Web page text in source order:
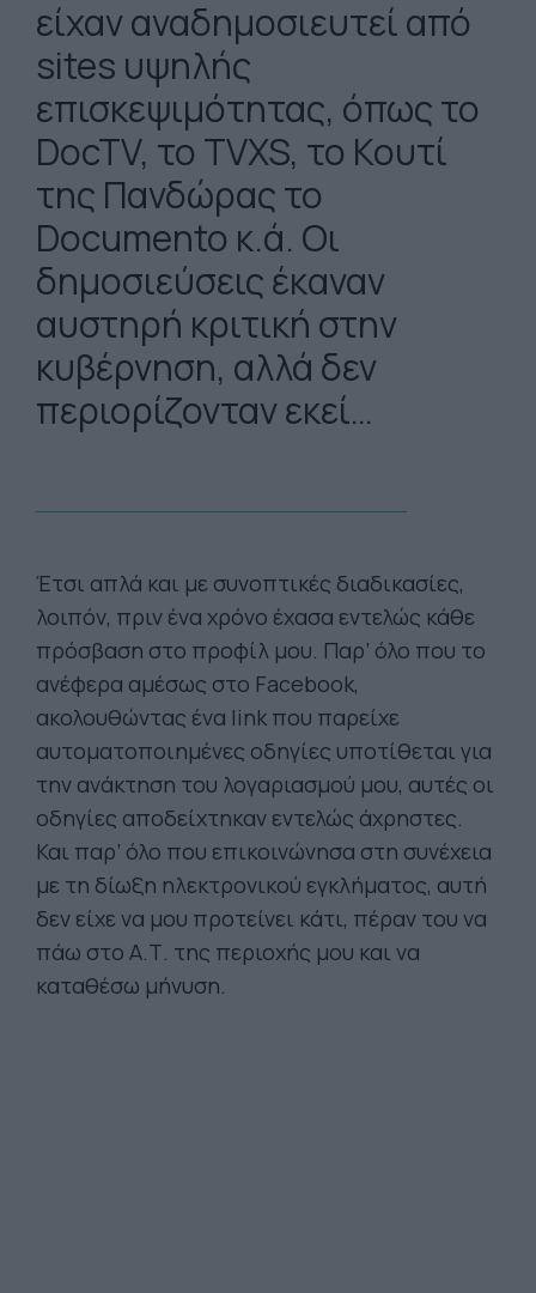
είχαν αναδημοσιευτεί από
sites υψηλής
επισκεψιμότητας, όπως το
DocTV, το TVXS, το Κουτί
της Πανδώρας το
Documento κ.ά. Οι
δημοσιεύσεις έκαναν
αυστηρή κριτική στην
κυβέρνηση, αλλά δεν
περιορίζονταν εκεί…
Έτσι απλά και με συνοπτικές διαδικασίες,
λοιπόν, πριν ένα χρόνο έχασα εντελώς κάθε
πρόσβαση στο προφίλ μου. Παρ’ όλο που το
ανέφερα αμέσως στο Facebook,
ακολουθώντας ένα link που παρείχε
αυτοματοποιημένες οδηγίες υποτίθεται για
την ανάκτηση του λογαριασμού μου, αυτές οι
οδηγίες αποδείχτηκαν εντελώς άχρηστες.
Και παρ’ όλο που επικοινώνησα στη συνέχεια
με τη δίωξη ηλεκτρονικού εγκλήματος, αυτή
δεν είχε να μου προτείνει κάτι, πέραν του να
πάω στο Α.Τ. της περιοχής μου και να
καταθέσω μήνυση.